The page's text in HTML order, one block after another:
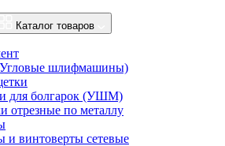
Каталог товаров
шлифмашины)
для болгарок (УШМ)
отрезные по металлу
и винтоверты сетевые